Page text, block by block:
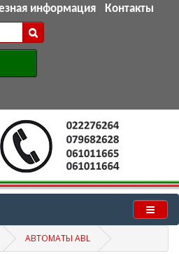
информация Контакты
АВТОМАТЫ ABL